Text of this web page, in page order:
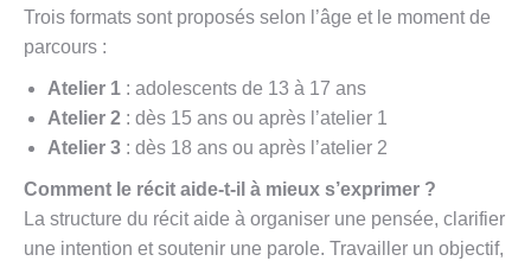
Trois formats sont proposés selon l’âge et le moment de
parcours :
Atelier 1 : adolescents de 13 à 17 ans
Atelier 2 : dès 15 ans ou après l’atelier 1
Atelier 3 : dès 18 ans ou après l’atelier 2
Comment le récit aide-t-il à mieux s’exprimer ?
La structure du récit aide à organiser une pensée, clarifier
une intention et soutenir une parole. Travailler un objectif,